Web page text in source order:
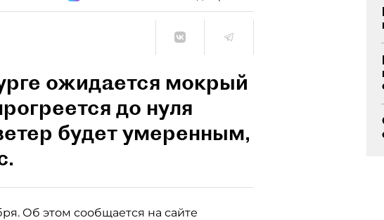
ожидается мокрый
до нуля
будет умеренным,
Об этом сообщается на сайте